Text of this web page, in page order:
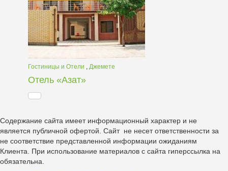
Гостиницы и Отели , Джемете
Отель «Азат»
Содержание сайта имеет информационный характер и не
является публичной офертой. Сайт не несет ответственности за
не соответствие представленной информации ожиданиям
Клиента. При использование материалов с сайта гиперссылка на
обязательна.